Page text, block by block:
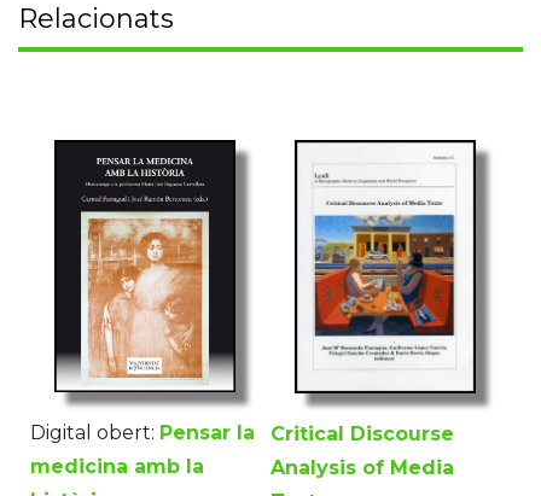
Relacionats
Digital obert: Pensar la
medicina amb la
Critical Discourse
Analysis of Media